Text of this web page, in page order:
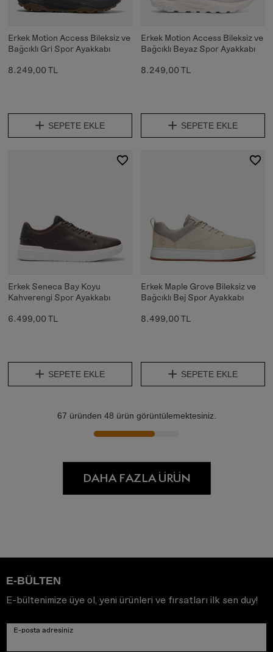
Erkek Motion Access Bileksiz ve
Bağcıklı Gri Spor Ayakkabı
8.249,00 TL
SEPETE EKLE
Erkek Motion Access Bileksiz ve
Bağcıklı Beyaz Spor Ayakkabı
8.249,00 TL
SEPETE EKLE
Erkek Seneca Bay Koyu
Kahverengi Spor Ayakkabı
6.499,00 TL
SEPETE EKLE
Erkek Maple Grove Bileksiz ve
Bağcıklı Bej Spor Ayakkabı
8.499,00 TL
SEPETE EKLE
67 üründen 48 ürün görüntülemektesiniz.
DAHA FAZLA ÜRÜN
E-BÜLTEN
E-bültenimize üye ol, yeni ürünleri ve fırsatları ilk sen duy!
E-posta adresiniz